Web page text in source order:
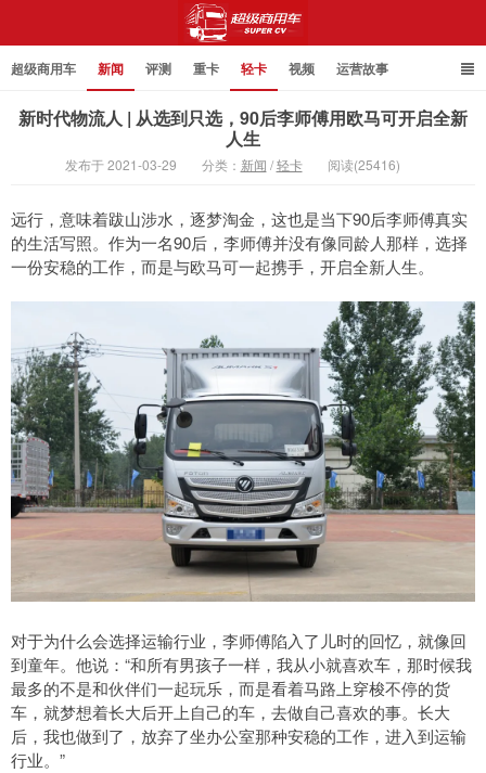
超级商用车
超级商用车 新闻 评测 重卡 轻卡 视频 运营故事
新时代物流人 | 从选到只选，90后李师傅用欧马可开启全新
人生
发布于 2021-03-29 分类： 新闻 /轻卡 阅读(25416)
远行，意味着跋山涉水，逐梦淘金，这也是当下90后李师傅真实
的生活写照。作为一名90后，李师傅并没有像同龄人那样，选择
一份安稳的工作，而是与欧马可一起携手，开启全新人生。
对于为什么会选择运输行业，李师傅陷入了儿时的回忆，就像回
到童年。他说：“和所有男孩子一样，我从小就喜欢车，那时候我
最多的不是和伙伴们一起玩乐，而是看着马路上穿梭不停的货
车，就梦想着长大后开上自己的车，去做自己喜欢的事。长大
后，我也做到了，放弃了坐办公室那种安稳的工作，进入到运输
行业。”